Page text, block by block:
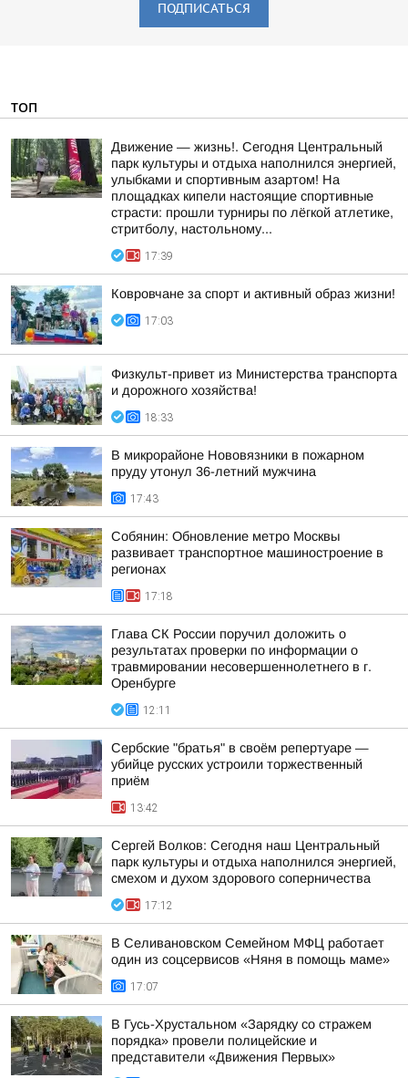
ПОДПИСАТЬСЯ
ТОП
Движение — жизнь!. Сегодня Центральный
парк культуры и отдыха наполнился энергией,
улыбками и спортивным азартом! На
площадках кипели настоящие спортивные
страсти: прошли турниры по лёгкой атлетике,
стритболу, настольному...
17:39
Ковровчане за спорт и активный образ жизни!
17:03
Физкульт-привет из Министерства транспорта
и дорожного хозяйства!
18:33
В микрорайоне Нововязники в пожарном
пруду утонул 36-летний мужчина
17:43
Собянин: Обновление метро Москвы
развивает транспортное машиностроение в
регионах
17:18
Глава СК России поручил доложить о
результатах проверки по информации о
травмировании несовершеннолетнего в г.
Оренбурге
12:11
Сербские "братья" в своём репертуаре —
убийце русских устроили торжественный
приём
13:42
Сергей Волков: Сегодня наш Центральный
парк культуры и отдыха наполнился энергией,
смехом и духом здорового соперничества
17:12
В Селивановском Семейном МФЦ работает
один из соцсервисов «Няня в помощь маме»
17:07
В Гусь-Хрустальном «Зарядку со стражем
порядка» провели полицейские и
представители «Движения Первых»